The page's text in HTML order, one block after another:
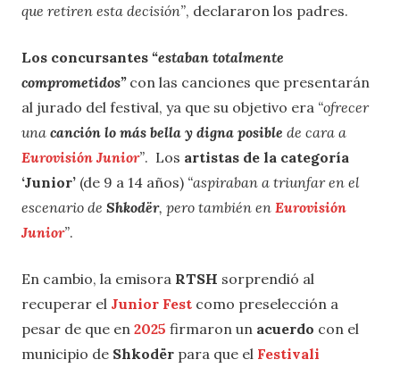
que retiren esta decisión”, declararon los padres.
Los concursantes “estaban totalmente
comprometidos” con las canciones que presentarán
al jurado del festival, ya que su objetivo era “ofrecer
una canción lo más bella y digna posible de cara a
Eurovisión Junior”. Los artistas de la categoría
‘Junior’ (de 9 a 14 años) “aspiraban a triunfar en el
escenario de Shkodër, pero también en Eurovisión
Junior”.
En cambio, la emisora RTSH sorprendió al
recuperar el Junior Fest como preselección a
pesar de que en 2025 firmaron un acuerdo con el
municipio de Shkodër para que el Festivali